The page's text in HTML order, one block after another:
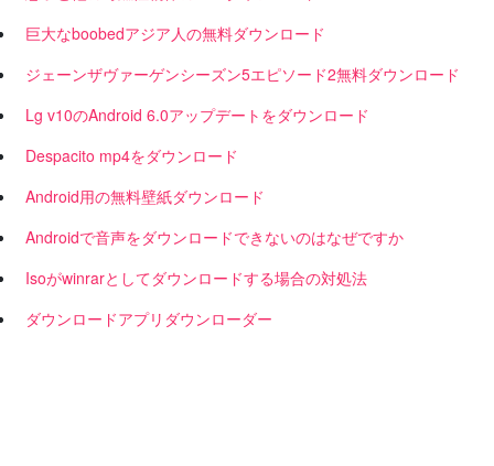
巨大なboobedアジア人の無料ダウンロード
ジェーンザヴァーゲンシーズン5エピソード2無料ダウンロード
Lg v10のAndroid 6.0アップデートをダウンロード
Despacito mp4をダウンロード
Android用の無料壁紙ダウンロード
Androidで音声をダウンロードできないのはなぜですか
Isoがwinrarとしてダウンロードする場合の対処法
ダウンロードアプリダウンローダー